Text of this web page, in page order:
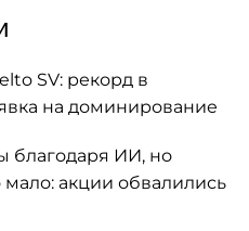
SV: рекорд в
на доминирование
благодаря ИИ, но
мало: акции обвалились